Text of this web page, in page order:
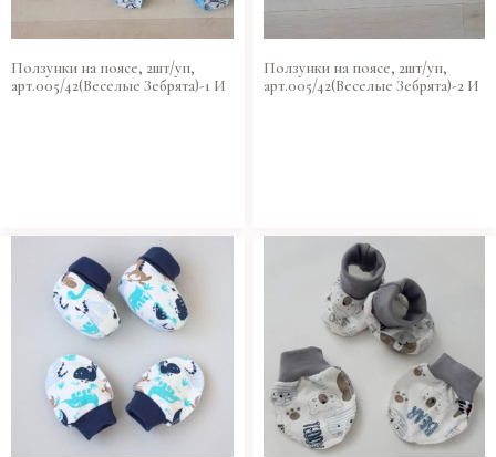
Ползунки на поясе, 2шт/уп,
арт.005/42(Веселые Зебрята)-1 И
Ползунки на поясе, 2шт/уп,
арт.005/42(Веселые Зебрята)-2 И